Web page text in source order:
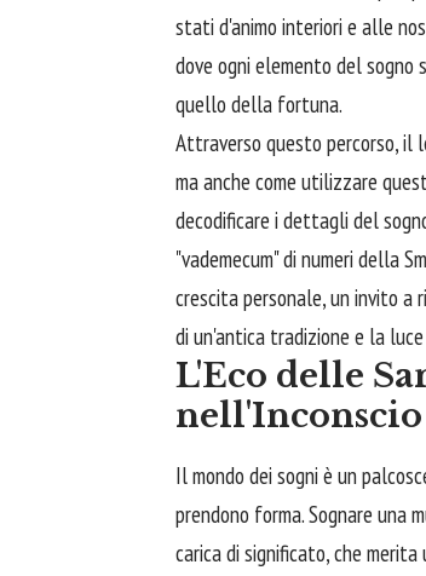
stati d'animo interiori e alle
dove ogni elemento del
quello della fortuna.
Attraverso questo percorso, il
ma anche come utilizzare
decodificare i dettagli del
"vademecum" di numeri della
crescita personale, un invito a
di un'antica tradizione e la
L'Eco delle
nell'Inconscio
Il mondo dei sogni è un
prendono forma. Sognare una
carica di significato, che